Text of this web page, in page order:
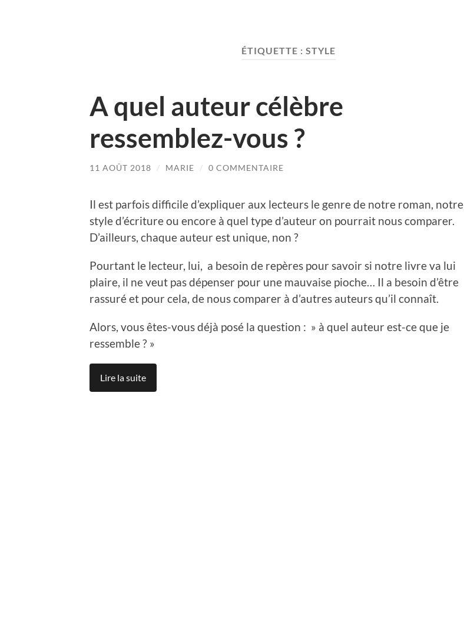
ÉTIQUETTE : STYLE
A quel auteur célèbre
ressemblez-vous ?
11 AOÛT 2018 / MARIE / 0 COMMENTAIRE
Il est parfois difficile d’expliquer aux lecteurs le genre de notre roman, notre
style d’écriture ou encore à quel type d’auteur on pourrait nous comparer.
D’ailleurs, chaque auteur est unique, non ?
Pourtant le lecteur, lui, a besoin de repères pour savoir si notre livre va lui
plaire, il ne veut pas dépenser pour une mauvaise pioche… Il a besoin d’être
rassuré et pour cela, de nous comparer à d’autres auteurs qu’il connaît.
Alors, vous êtes-vous déjà posé la question : » à quel auteur est-ce que je
ressemble ? »
Lire la suite